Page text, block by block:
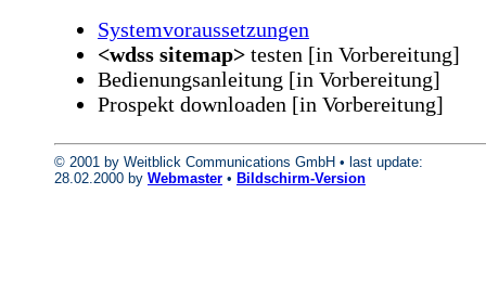
Systemvoraussetzungen
<wdss sitemap> testen [in Vorbereitung]
Bedienungsanleitung [in Vorbereitung]
Prospekt downloaden [in Vorbereitung]
© 2001 by Weitblick Communications GmbH • last update:
28.02.2000 by Webmaster • Bildschirm-Version